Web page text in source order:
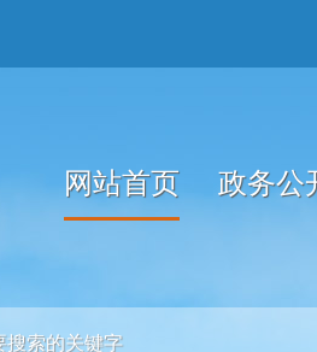
网站首页 政务公